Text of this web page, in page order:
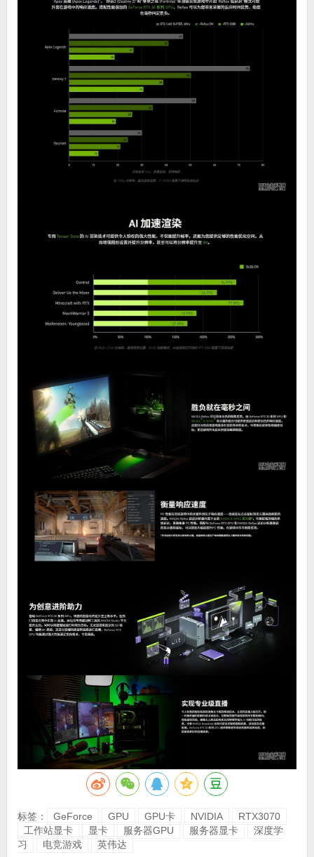
标签： GeForce GPU GPU卡 NVIDIA
RTX3070
工作站显卡
显卡 服务器GPU 服务器显卡
深度学
习
电竞游戏 英伟达